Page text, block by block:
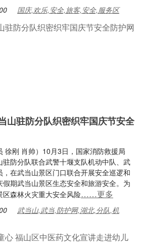
国庆,欢乐,安全,旅客,安全,服务区
山驻防分队织密织牢国庆节安全
徐刚 肖帅）10月3日，国家消防救援局
防分队联合武警十堰支队机动中队、武
，在武当山景区门口联合开展安全巡逻和
期武当山景区生态安全和旅游安全。为
森林火灾重大安全风险……更多
武当山,武当,防护网,湖北,分队,机